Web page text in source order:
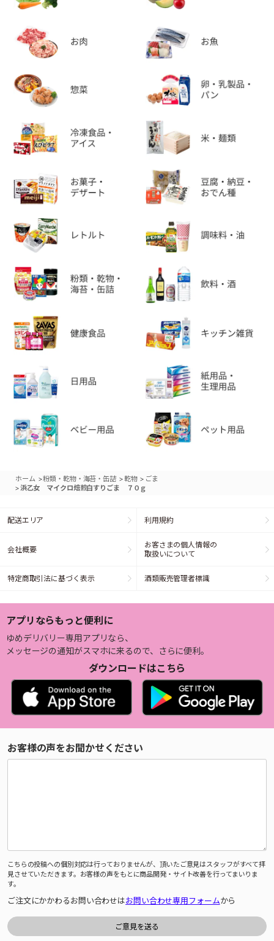
ホーム >粉類・乾物・海苔・缶詰 >乾物 > ごま
>浜乙女 マイクロ焙煎白すりごま ７０ｇ
配送エリア 利用規約
会社概要
お客さまの個人情報の
取扱いについて
特定商取引法に基づく表示 酒類販売管理者標識
アプリならもっと便利に
ゆめデリバリー専用アプリなら、
メッセージの通知がスマホに来るので、さらに便利。
ダウンロードはこちら
お客様の声をお聞かせください
こちらの投稿への個別対応は行っておりませんが、頂いたご意見はスタッフがすべて拝
見させていただきます。お客様の声をもとに商品開発・サイト改善を行ってまいりま
す。
ご注文にかかわるお問い合わせはお問い合わせ専用フォームから